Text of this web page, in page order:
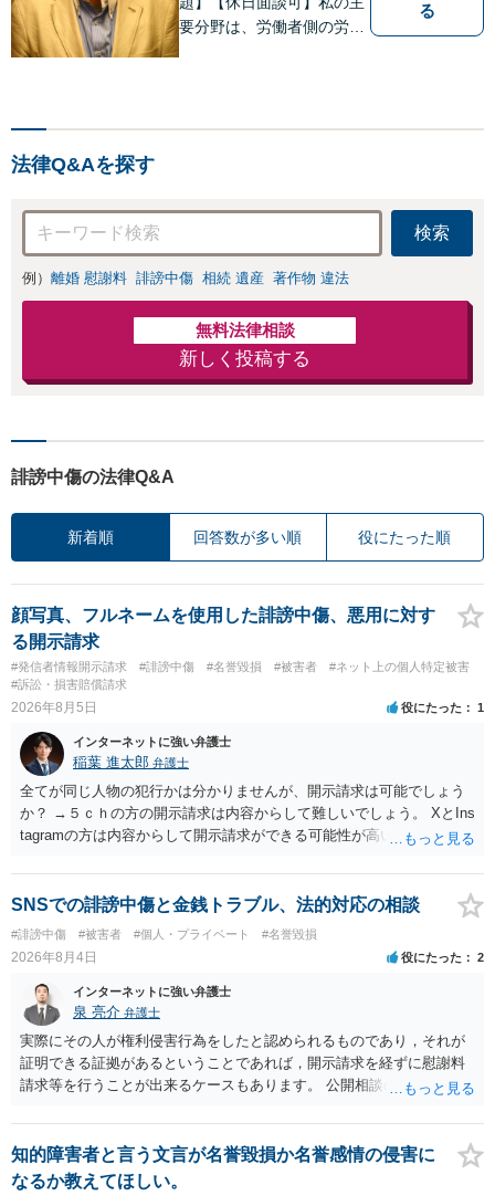
良い解決を目指し
ます。
要分野は、労働者側の労働
る
法律Q&Aを探す
検索
例） 離婚 慰謝料 誹謗中傷 相続 遺産 著作物 違法
無料法律相談
新しく投稿する
誹謗中傷の法律Q&A
新着順 回答数が多い順 役にたった順
顔写真、フルネームを使用した誹謗中傷、悪用に対す
る開示請求
#発信者情報開示請求 #誹謗中傷 #名誉毀損 #被害者
#ネット上の個人特定被害
#訴訟・損害賠償請求
2026年8月5日 役にたった 1
インターネットに強い弁護士
稲葉 進太郎 弁護士
全てが同じ人物の犯行かは分かりませんが、開示請求は可能でしょう
か？ →５ｃｈの方の開示請求は内容からして難しいでしょう。 XとIns
tagramの方は内容からして開示請求ができる可能性が高いでしょう。
いでしょう。７月中にアカウントが削除されている場合、今から進め
ても失敗する可能性が高いように思われます。 相手を特定できた場
合、相手に全ての弁護士費用を負担させることは可能でしょうか？ →
訴訟外の交渉で相手方が認めれば負担させることができるでしょう。
訴訟で判決となった場合は、実際の弁護士費用が認められる場合と認
められない場合があり何ともいえないところでしょう。
SNSでの誹謗中傷と金銭トラブル、法的対応の相談
#誹謗中傷 #被害者 #個人・プライベート #名誉毀損
2026年8月4日 役にたった 2
インターネットに強い弁護士
泉 亮介 弁護士
実際にその人が権利侵害行為をしたと認められるものであり，それが
証明できる証拠があるということであれば，開示請求を経ずに慰謝料
請求等を行うことが出来るケースもあります。 公開相談の場では回答
に個別に相談されると良いでしょう。
知的障害者と言う文言が名誉毀損か名誉感情の侵害に
なるか教えてほしい。